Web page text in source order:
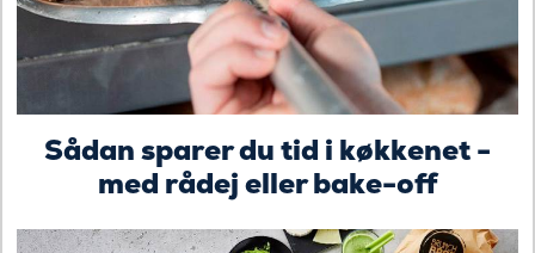
Sådan sparer du tid i køkkenet -
med rådej eller bake-off